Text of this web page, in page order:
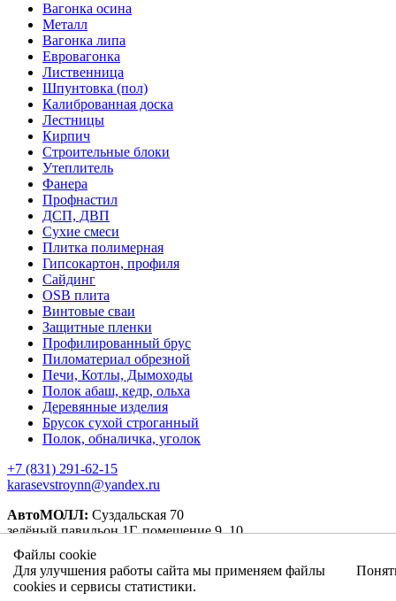
Вагонка осина
Металл
Вагонка липа
Евровагонка
Лиственница
Шпунтовка (пол)
Калиброванная доска
Лестницы
Кирпич
Строительные блоки
Утеплитель
Фанера
Профнастил
ДСП, ДВП
Сухие смеси
Плитка полимерная
Гипсокартон, профиля
Сайдинг
OSB плита
Винтовые сваи
Защитные пленки
Профилированный брус
Пиломатериал обрезной
Печи, Котлы, Дымоходы
Полок абаш, кедр, ольха
Деревянные изделия
Брусок сухой строганный
Полок, обналичка, уголок
+7 (831) 291-62-15
karasevstroynn@yandex.ru
АвтоМОЛЛ: Суздальская 70
зелёный павильон 1Г, помещение 9, 10.
оранжевый павильон 4А, пом. 1, 10.
Карповский рынок:
Ларина 27 Павильон 3/1
Карта сайта
Файлы cookie
Для улучшения работы сайта мы применяем файлы
cookies и сервисы статистики.